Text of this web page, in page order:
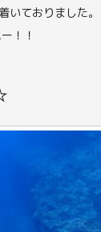
いておりました。
！！